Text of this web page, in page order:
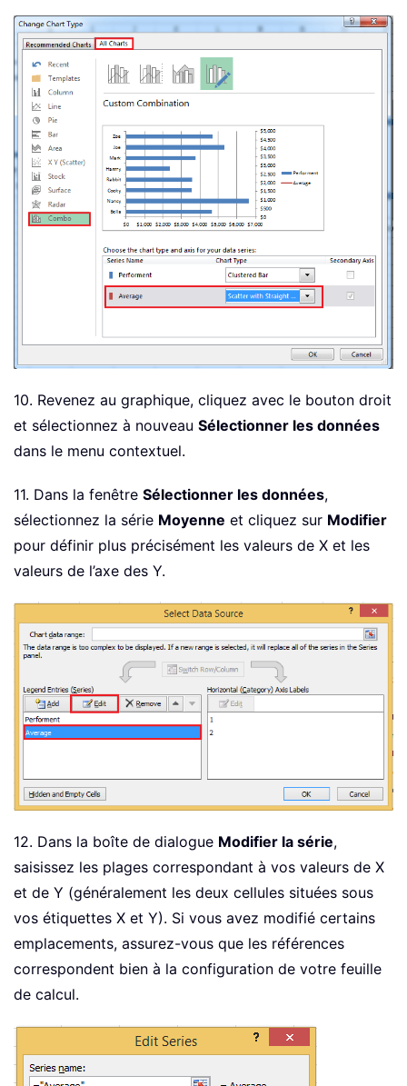
10. Revenez au graphique, cliquez avec le bouton droit
et sélectionnez à nouveau Sélectionner les données
dans le menu contextuel.
11. Dans la fenêtre Sélectionner les données,
sélectionnez la série Moyenne et cliquez sur Modifier
pour définir plus précisément les valeurs de X et les
valeurs de l’axe des Y.
12. Dans la boîte de dialogue Modifier la série,
saisissez les plages correspondant à vos valeurs de X
et de Y (généralement les deux cellules situées sous
vos étiquettes X et Y). Si vous avez modifié certains
emplacements, assurez-vous que les références
correspondent bien à la configuration de votre feuille
de calcul.